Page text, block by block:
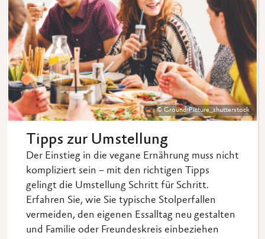
© Ground-Picture_shutterstock
Tipps zur Umstellung
Der Einstieg in die vegane Ernährung muss nicht
kompliziert sein – mit den richtigen Tipps
gelingt die Umstellung Schritt für Schritt.
Erfahren Sie, wie Sie typische Stolperfallen
vermeiden, den eigenen Essalltag neu gestalten
und Familie oder Freundeskreis einbeziehen